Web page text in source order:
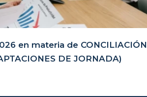
en materia de CONCILIACIÓN
DE JORNADA)